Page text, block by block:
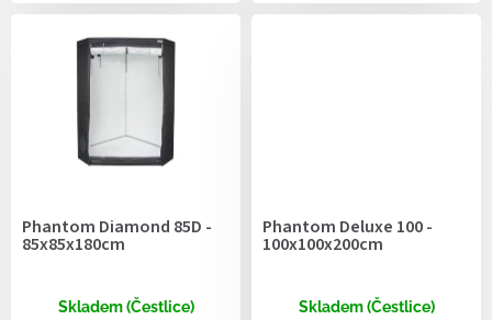
Phantom Diamond 85D -
85x85x180cm
Skladem (Čestlice)
Phantom Deluxe 100 -
100x100x200cm
Skladem (Čestlice)